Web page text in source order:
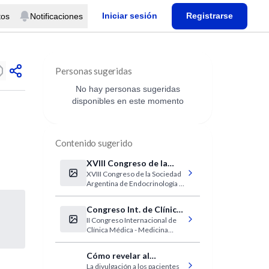
Notificaciones Iniciar sesión Registrarse
Personas sugeridas
No hay personas sugeridas
disponibles en este momento
Contenido sugerido
XVIII Congreso de la
Sociedad Argentina de
Endocrinología y
Metabolismo
XVIII Congreso de la Sociedad
Argentina de Endocrinología y
Congreso Int. de Clínica
Médica - Medicina
Interna
II Congreso Internacional de
Clínica Médica - Medicina
Cómo revelar al
La divulgación a los pacientes